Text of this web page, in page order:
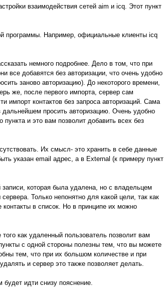
взаимодействия сетей aim и icq. Этот пункт
программы. Например, официальные клиенты icq
немного подробнее. Дело в том, что при
все добавятся без авторизации, что очень удобно
заново авторизацию). До некоторого времени,
же, после первого импорта, сервер сам
импорт контактов без запроса авторизаций. Сама
дальнейшем просить авторизацию. Очень удобно
и это вам позволит добавить всех без
Их смысл- это хранить в себе данные
указан email адрес, а в External (к примеру пункт
которая была удалена, но с владельцем
Только непонятно для какой цели, так как
в список. Но в принципе их можно
как удаленный пользователь позволит вам
с одной стороны полезны тем, что вы можете
тем, что при их большом количестве и при
и сервер это также позволяет делать.
будет идти снизу пояснение.